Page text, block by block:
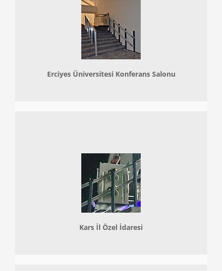
Erciyes Üniversitesi Konferans Salonu
Kars İl Özel İdaresi